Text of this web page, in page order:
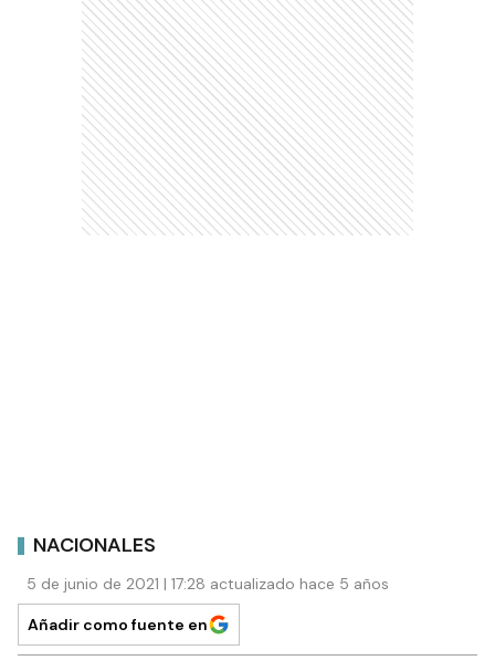
NACIONALES
5 de junio de 2021 | 17:28 actualizado hace 5 años
Añadir como fuente en